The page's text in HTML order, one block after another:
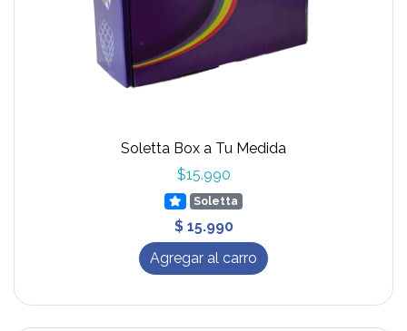
Soletta Box a Tu Medida
$15.990
Soletta
$ 15.990
Agregar al carro